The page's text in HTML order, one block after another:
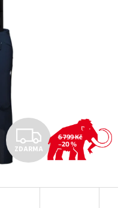
Z
D
A
ZDARMA
6 799 Kč
–20 %